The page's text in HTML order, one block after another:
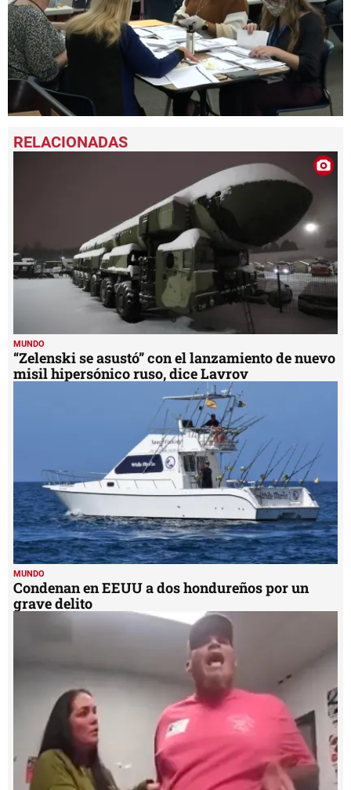
seconds
of
MUNDO
“Zelenski se asustó” con el lanzamiento de nuevo
misil hipersónico ruso, dice Lavrov
MUNDO
Condenan en EEUU a dos hondureños por un
grave delito